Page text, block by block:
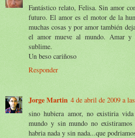
Fantástico relato, Felisa. Sin amor
futuro. El amor es el motor de la
muchas cosas y por amor también
el amor mueve al mundo. Amar y
sublime.
Un beso cariñoso
Responder
Jorge Martin 4 de abril de 2009 a
sino hubiera amor, no existiria
mundo y sin mundo no
habria nada y sin nada...que